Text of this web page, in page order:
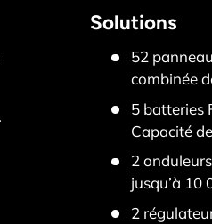
Solutions
52
combinée
5 batteries
Capacité
2
jusqu’à 10
2